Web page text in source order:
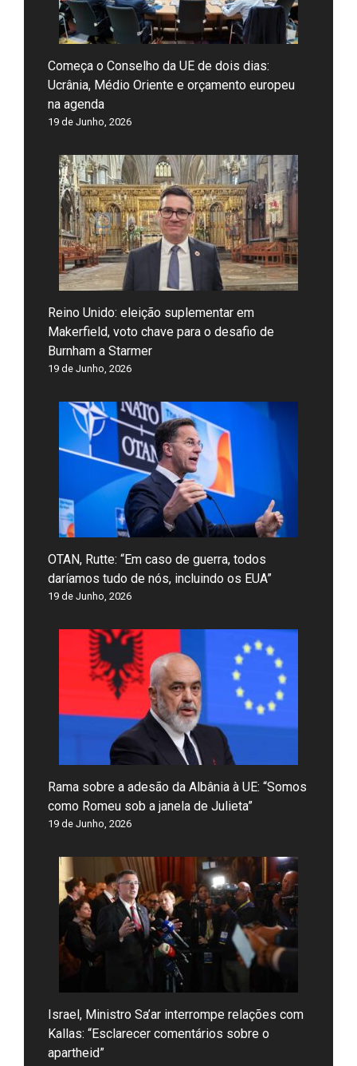
Começa o Conselho da UE de dois dias:
Ucrânia, Médio Oriente e orçamento europeu
na agenda
19 de Junho, 2026
Reino Unido: eleição suplementar em
Makerfield, voto chave para o desafio de
Burnham a Starmer
19 de Junho, 2026
OTAN, Rutte: “Em caso de guerra, todos
daríamos tudo de nós, incluindo os EUA”
19 de Junho, 2026
Rama sobre a adesão da Albânia à UE: “Somos
como Romeu sob a janela de Julieta”
19 de Junho, 2026
Israel, Ministro Sa’ar interrompe relações com
Kallas: “Esclarecer comentários sobre o
apartheid”